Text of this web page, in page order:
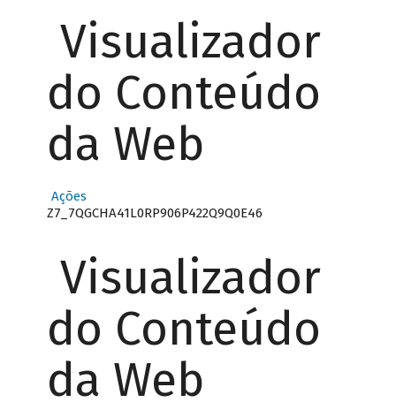
Visualizador
do Conteúdo
da Web
Ações
Z7_7QGCHA41L0RP906P422Q9Q0E46
Visualizador
do Conteúdo
da Web